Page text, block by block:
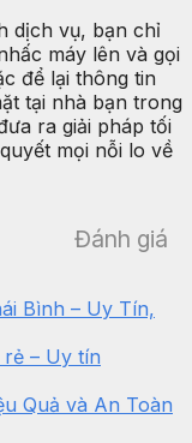
dịch vụ, bạn chỉ
máy lên và gọi
để lại thông tin
tại nhà bạn trong
ra giải pháp tối
mọi nỗi lo về
Đánh giá
Bình – Uy Tín,
– Uy tín
Quả và An Toàn